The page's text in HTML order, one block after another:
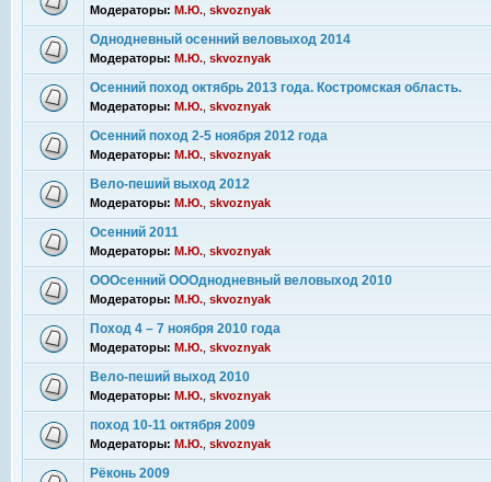
Модераторы: М.Ю. skvoznyak
Однодневный осенний веловыход 2014
Модераторы: М.Ю. skvoznyak
Осенний поход октябрь 2013 года. Костромская область.
Модераторы: М.Ю. skvoznyak
Осенний поход 2-5 ноября 2012 года
Модераторы: М.Ю. skvoznyak
Вело-пеший выход 2012
Модераторы: М.Ю. skvoznyak
Осенний 2011
Модераторы: М.Ю. skvoznyak
ОООсенний ОООднодневный веловыход 2010
Модераторы: М.Ю. skvoznyak
Поход 4 – 7 ноября 2010 года
Модераторы: М.Ю. skvoznyak
Вело-пеший выход 2010
Модераторы: М.Ю. skvoznyak
поход 10-11 октября 2009
Модераторы: М.Ю. skvoznyak
Рёконь 2009